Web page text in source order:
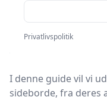
For mange er et
sted at placere en
fungerer som et
I denne guide vil vi
sideborde, fra deres
Privatlivspolitik